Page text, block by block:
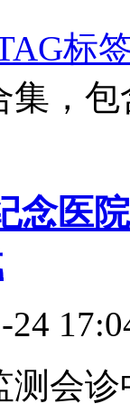
标
集，
念医
24
会